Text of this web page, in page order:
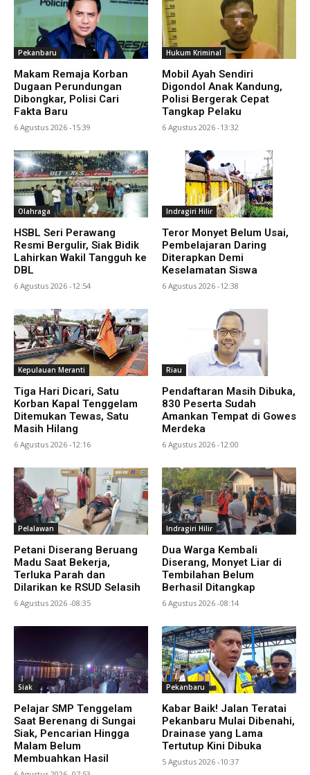
Pekanbaru
Makam Remaja Korban
Dugaan Perundungan
Dibongkar, Polisi Cari
Fakta Baru
6 Agustus 2026 -15:39
Hukum Kriminal
Mobil Ayah Sendiri
Digondol Anak Kandung,
Polisi Bergerak Cepat
Tangkap Pelaku
6 Agustus 2026 -13:32
Olahraga
HSBL Seri Perawang
Resmi Bergulir, Siak Bidik
Lahirkan Wakil Tangguh ke
DBL
6 Agustus 2026 -12:54
Indragiri Hilir
Teror Monyet Belum Usai,
Pembelajaran Daring
Diterapkan Demi
Keselamatan Siswa
6 Agustus 2026 -12:38
Kepulauan Meranti
Tiga Hari Dicari, Satu
Korban Kapal Tenggelam
Ditemukan Tewas, Satu
Masih Hilang
6 Agustus 2026 -12:16
Riau
Pendaftaran Masih Dibuka,
830 Peserta Sudah
Amankan Tempat di Gowes
Merdeka
6 Agustus 2026 -12:00
Pelalawan
Petani Diserang Beruang
Madu Saat Bekerja,
Terluka Parah dan
Dilarikan ke RSUD Selasih
6 Agustus 2026 -08:35
Indragiri Hilir
Dua Warga Kembali
Diserang, Monyet Liar di
Tembilahan Belum
Berhasil Ditangkap
6 Agustus 2026 -08:14
Siak
Pelajar SMP Tenggelam
Saat Berenang di Sungai
Siak, Pencarian Hingga
Malam Belum
Membuahkan Hasil
Pekanbaru
Kabar Baik! Jalan Teratai
Pekanbaru Mulai Dibenahi,
Drainase yang Lama
Tertutup Kini Dibuka
5 Agustus 2026 -10:37